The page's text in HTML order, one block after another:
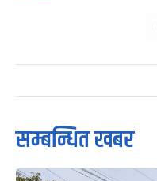
सम्बन्धित खबर